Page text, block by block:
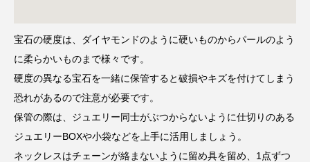
宝石の硬度は、ダイヤモンドのように硬いものからパールのよう
に柔らかいものまで様々です。
硬度の異なる宝石を一緒に保管すると破損やキズを付けてしまう
恐れがあるので注意が必要です。
保管の際は、ジュエリー同士がぶつからないように仕切りのある
ジュエリーBOXや小袋などを上手に活用しましょう。
ネックレスはチェーンが絡まないように留め具を留め、1点ずつ